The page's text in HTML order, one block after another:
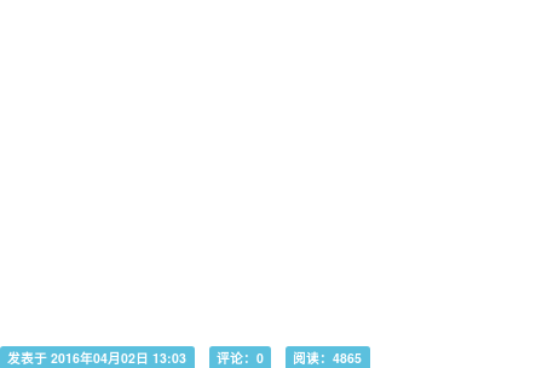
发表于 2016年04月02日 13:03 评论：0 阅读：4865